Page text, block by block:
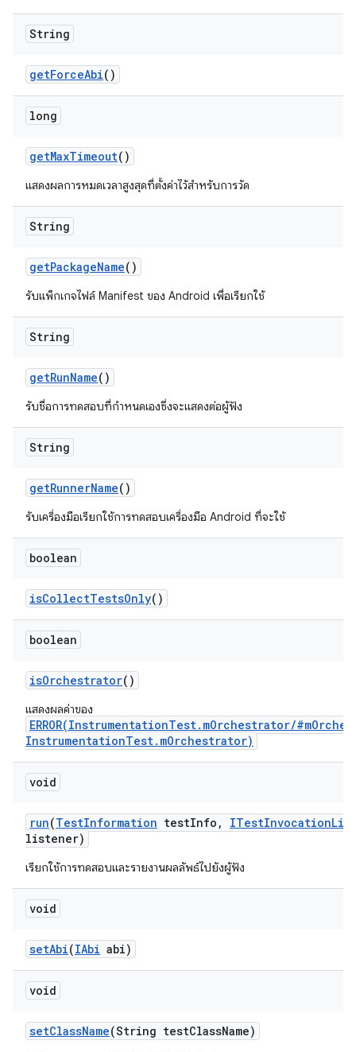
String
getForceAbi()
long
getMaxTimeout()
แสดงผลการหมดเวลาสูงสุดที่ตั้งค่าไว้สำหรับการวัด
String
getPackageName()
รับแพ็กเกจไฟล์ Manifest ของ Android เพื่อเรียกใช้
String
getRunName()
รับชื่อการทดสอบที่กำหนดเองซึ่งจะแสดงต่อผู้ฟัง
String
getRunnerName()
รับเครื่องมือเรียกใช้การทดสอบเครื่องมือ Android ที่จะใช้
boolean
isCollectTestsOnly()
boolean
isOrchestrator()
แสดงผลค่าของ
ERROR(InstrumentationTest.mOrchestrator/
InstrumentationTest.mOrchestrator)
void
run(TestInformation testInfo , ITestInvocation
listener)
เรียกใช้การทดสอบและรายงานผลลัพธ์ไปยังผู้ฟัง
void
setAbi(IAbi abi)
void
setClassName(String testClassName)